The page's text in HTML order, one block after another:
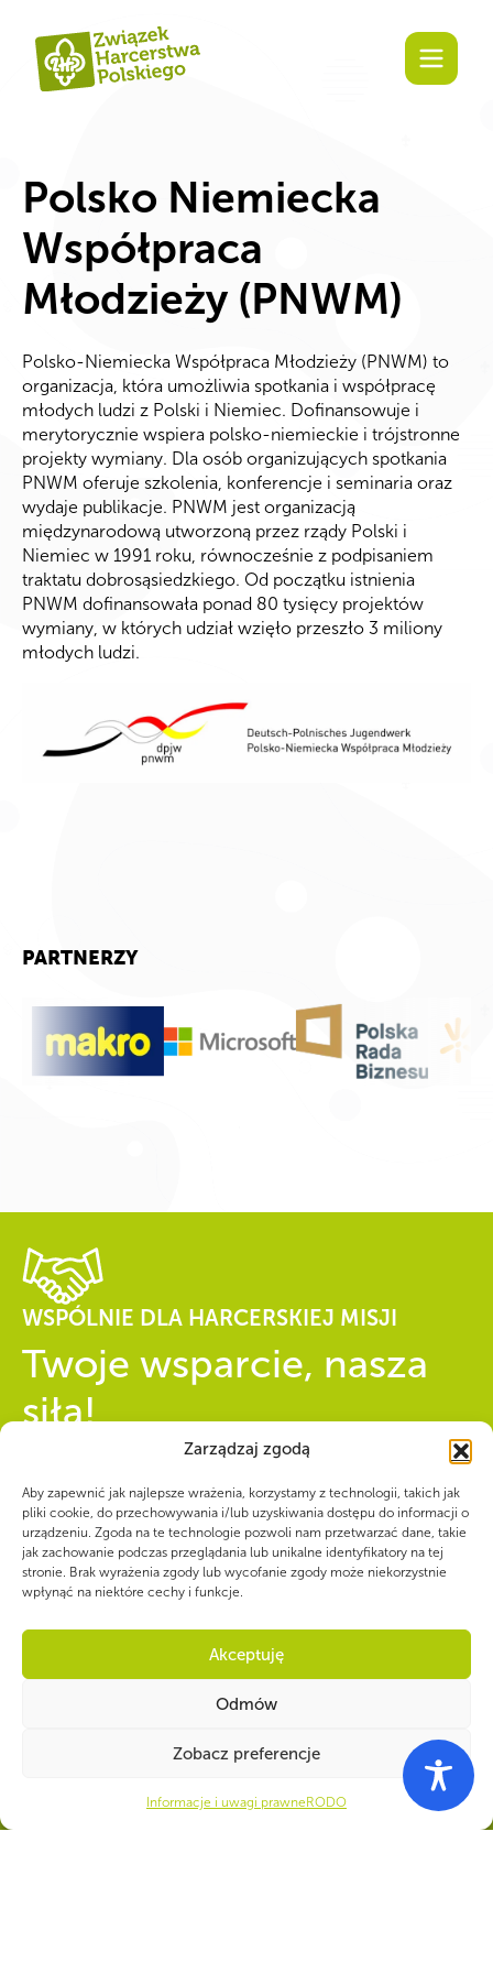
Zarządzaj zgodą
Aby zapewnić jak najlepsze wrażenia, korzystamy z technologii, takich jak
pliki cookie, do przechowywania i/lub uzyskiwania dostępu do informacji o
urządzeniu. Zgoda na te technologie pozwoli nam przetwarzać dane, takie
jak zachowanie podczas przeglądania lub unikalne identyfikatory na tej
stronie. Brak wyrażenia zgody lub wycofanie zgody może niekorzystnie
wpłynąć na niektóre cechy i funkcje.
Akceptuję
Odmów
Zobacz preferencje
Informacje i uwagi prawne RODO
Polsko Niemiecka
Współpraca
Młodzieży (PNWM)
Polsko-Niemiecka Współpraca Młodzieży (PNWM) to
organizacja, która umożliwia spotkania i współpracę
młodych ludzi z Polski i Niemiec. Dofinansowuje i
merytorycznie wspiera polsko-niemieckie i trójstronne
projekty wymiany. Dla osób organizujących spotkania
PNWM oferuje szkolenia, konferencje i seminaria oraz
wydaje publikacje. PNWM jest organizacją
międzynarodową utworzoną przez rządy Polski i
Niemiec w 1991 roku, równocześnie z podpisaniem
traktatu dobrosąsiedzkiego. Od początku istnienia
PNWM dofinansowała ponad 80 tysięcy projektów
wymiany, w których udział wzięło przeszło 3 miliony
młodych ludzi.
PARTNERZY
WSPÓLNIE DLA HARCERSKIEJ MISJI
Twoje wsparcie, nasza
siła!
22 1140 1010 0000 5392 2900
1017
Drużynowi ZHP przepracowują społecznie łącznie 8 mln godzin w ciągu